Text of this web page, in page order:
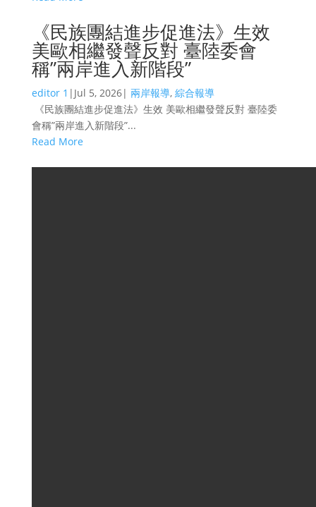
《民族團結進步促進法》生效
美歐相繼發聲反對 臺陸委會
稱”兩岸進入新階段”
editor 1 | Jul 5, 2026| 兩岸報導, 綜合報導
《民族團結進步促進法》生效 美歐相繼發聲反對 臺陸委
會稱”兩岸進入新階段”...
Read More